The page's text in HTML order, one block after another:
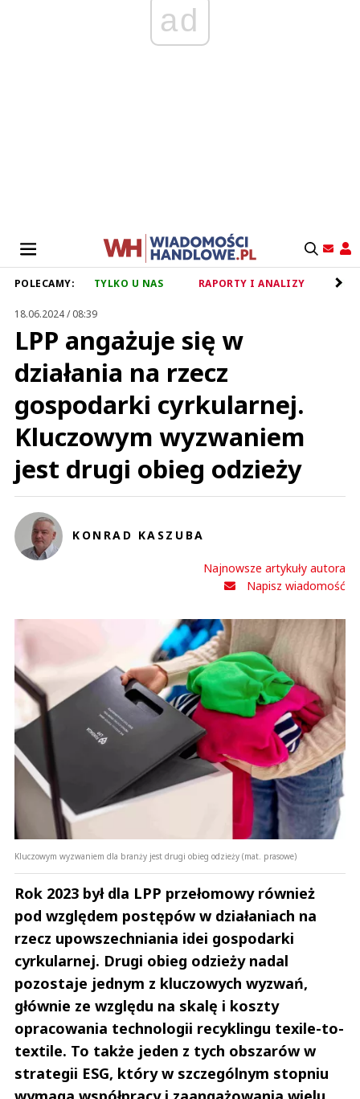
ad
POLECAMY: TYLKO U NAS RAPORTY I ANALIZY
18.06.2024 / 08:39
LPP angażuje się w
działania na rzecz
gospodarki cyrkularnej.
Kluczowym wyzwaniem
jest drugi obieg odzieży
KONRAD KASZUBA
Najnowsze artykuły autora
Napisz wiadomość
Kluczowym wyzwaniem dla branży jest drugi obieg odzieży (mat. prasowe)
Rok 2023 był dla LPP przełomowy również
pod względem postępów w działaniach na
rzecz upowszechniania idei gospodarki
cyrkularnej. Drugi obieg odzieży nadal
pozostaje jednym z kluczowych wyzwań,
głównie ze względu na skalę i koszty
opracowania technologii recyklingu texile-to-
textile. To także jeden z tych obszarów w
strategii ESG, który w szczególnym stopniu